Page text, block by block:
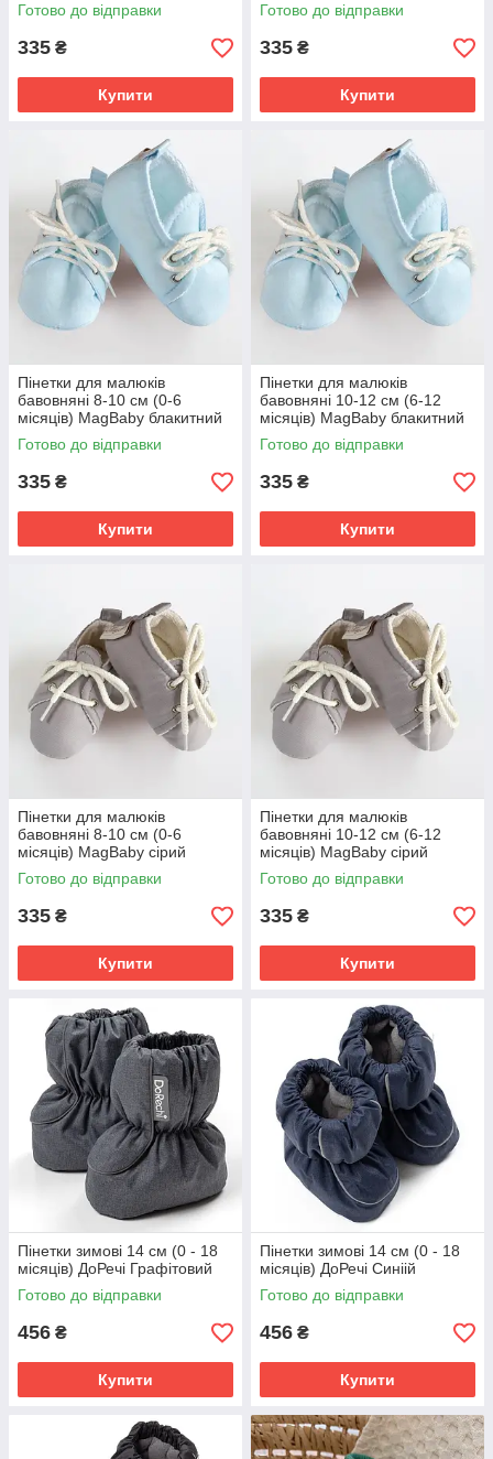
Готово до відправки
335 ₴
Купити
Готово до відправки
335 ₴
Купити
Пінетки для малюків
бавовняні 8-10 см (0-6
місяців) MagBaby блакитний
Готово до відправки
335 ₴
Купити
Пінетки для малюків
бавовняні 10-12 см (6-12
місяців) MagBaby блакитний
Готово до відправки
335 ₴
Купити
Пінетки для малюків
бавовняні 8-10 см (0-6
місяців) MagBaby сірий
Готово до відправки
335 ₴
Купити
Пінетки для малюків
бавовняні 10-12 см (6-12
місяців) MagBaby сірий
Готово до відправки
335 ₴
Купити
Пінетки зимові 14 см (0 - 18
місяців) ДоРечі Графітовий
Готово до відправки
456 ₴
Купити
Пінетки зимові 14 см (0 - 18
місяців) ДоРечі Синіій
Готово до відправки
456 ₴
Купити